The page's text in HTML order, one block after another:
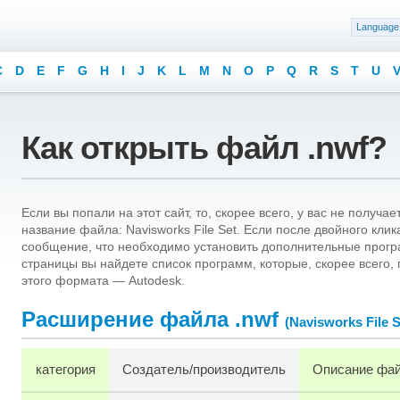
D E F G H I J K L M N O P Q R S T U V
Language
Как открыть файл .nwf?
Если вы попали на этот сайт, то, скорее всего, у вас не
название файла: Navisworks File Set. Если после двойного
сообщение, что необходимо установить дополнительные
страницы вы найдете список программ, которые, скорее
этого формата — Autodesk.
Расширение файла .nwf (Navisworks File
категория Создатель/производитель Описание